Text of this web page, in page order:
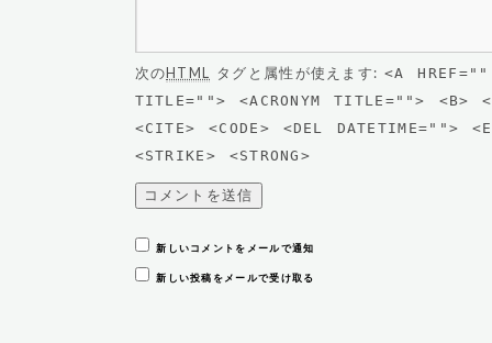
次のHTML タグと属性が使えます:<A
TITLE=""> <ACRONYM TITLE=""> <B>
<CITE> <CODE> <DEL DATETIME="">
<STRIKE> <STRONG>
新しいコメントをメールで通知
新しい投稿をメールで受け取る